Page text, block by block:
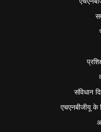
संविधान
एचएनबीजीयू के